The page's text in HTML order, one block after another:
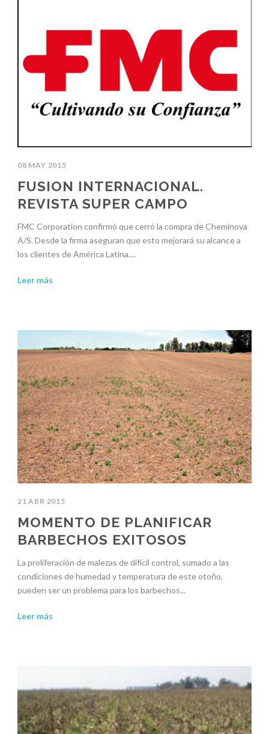
08 MAY 2015
FUSION INTERNACIONAL.
REVISTA SUPER CAMPO
FMC Corporation confirmó que cerró la compra de Cheminova
A/S. Desde la firma aseguran que esto mejorará su alcance a
los clientes de América Latina....
Leer más
21 ABR 2015
MOMENTO DE PLANIFICAR
BARBECHOS EXITOSOS
La proliferación de malezas de difícil control, sumado a las
condiciones de humedad y temperatura de este otoño,
pueden ser un problema para los barbechos...
Leer más